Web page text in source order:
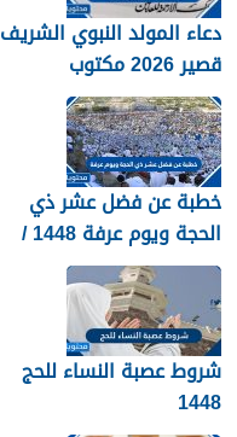
دعاء المولد النبوي الشريف
قصير 2026 مكتوب
خطبة عن فضل عشر ذي
الحجة ويوم عرفة 1448 /
2026
شروط عصبة النساء للحج
1448